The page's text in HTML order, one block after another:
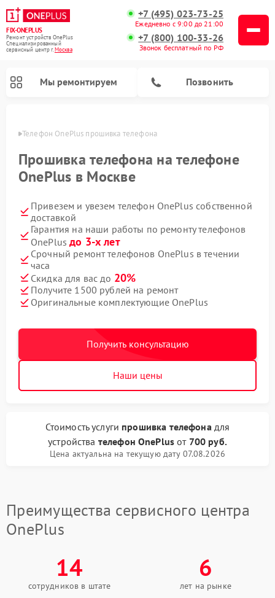
FIX-ONEPLUS
Ремонт устройств OnePlus
Специализированный
cервисный центр г.Москва
+7 (495) 023-73-25
Ежедневно с 9:00 до 21:00
+7 (800) 100-33-26
Звонок бесплатный по РФ
Мы ремонтируем Позвонить
Телефон OnePlus прошивка телефона
Прошивка телефона на телефоне
OnePlus в Москве
Привезем и увезем телефон OnePlus собственной
доставкой
Гарантия на наши работы по ремонту телефонов
OnePlusдо 3-х лет
Срочный ремонт телефонов OnePlus в течении
часа
Скидка для вас до 20%
Получите 1500 рублей на ремонт
Оригинальные комплектующие OnePlus
Получить консультацию
Наши цены
Стоимость услуги прошивка телефона для
устройства телефон OnePlus от 700 руб.
Цена актуальна на текущую дату 07.08.2026
Преимущества сервисного центра
OnePlus
14
сотрудников в штате
6
лет на рынке